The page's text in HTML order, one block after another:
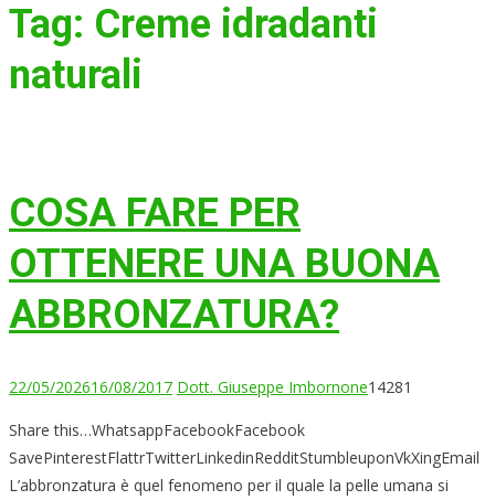
Tag: Creme idradanti
naturali
COSA FARE PER
OTTENERE UNA BUONA
ABBRONZATURA?
22/05/202616/08/2017 Dott. Giuseppe Imbornone14281
Share this…WhatsappFacebookFacebook
SavePinterestFlattrTwitterLinkedinRedditStumbleuponVkXingEmail
L’abbronzatura è quel fenomeno per il quale la pelle umana si